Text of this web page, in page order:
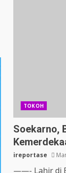
TOKOH
Soekarno,
ireportase
——- Lahir di